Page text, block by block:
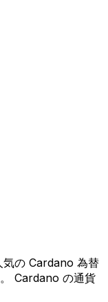
気の Cardano 為替
Cardano の通貨